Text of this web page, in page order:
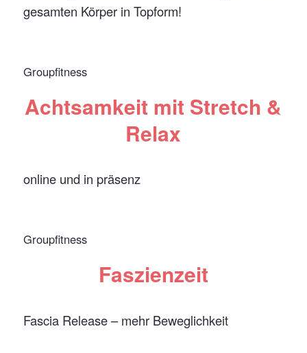
gesamten Körper in Topform!
Groupfitness
Achtsamkeit mit Stretch &
Relax
online und in präsenz
Groupfitness
Faszienzeit
Fascia Release – mehr Beweglichkeit